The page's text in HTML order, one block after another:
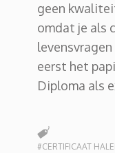
geen
omdat je als
eerst het
Diploma als
#CERTIFICAAT